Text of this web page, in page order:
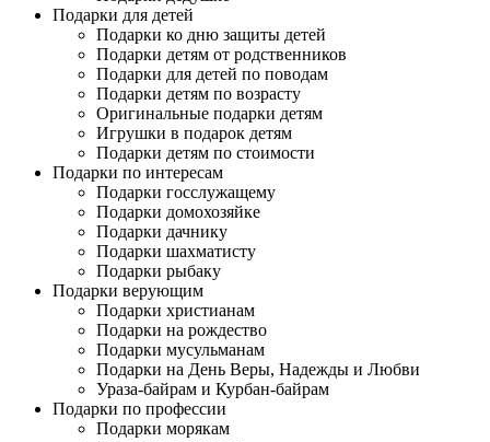
Подарки для детей
Подарки ко дню защиты детей
Подарки детям от родственников
Подарки для детей по поводам
Подарки детям по возрасту
Оригинальные подарки детям
Игрушки в подарок детям
Подарки детям по стоимости
Подарки по интересам
Подарки госслужащему
Подарки домохозяйке
Подарки дачнику
Подарки шахматисту
Подарки рыбаку
Подарки верующим
Подарки христианам
Подарки на рождество
Подарки мусульманам
Подарки на День Веры, Надежды и Любви
Ураза-байрам и Курбан-байрам
Подарки по профессии
Подарки морякам